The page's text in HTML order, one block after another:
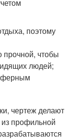
поэтому
прочной, чтобы
людей;
чертеж делают
из профильной